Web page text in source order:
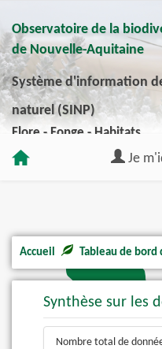
Observatoire de la
de Nouvelle-Aquitaine
Système d'information
naturel (SINP)
Flore - Fonge - Habitats
Je
Accueil Tableau de
Synthèse sur les
Nombre total de